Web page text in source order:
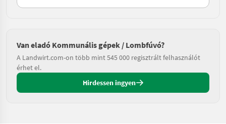
Van eladó Kommunális gépek / Lombfúvó?
A Landwirt.com-on több mint 545 000 regisztrált felhasználót
érhet el.
Hirdessen ingyen